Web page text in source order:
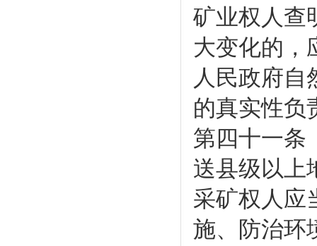
矿业权人查
大变化的，
人民政府
的真实性负
第四十一
送县级以上
采矿权人应
施、防治环